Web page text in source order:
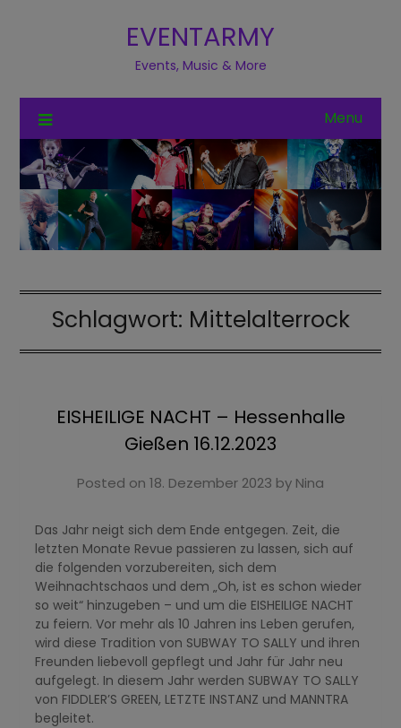
EVENTARMY
Events, Music & More
Menu
Schlagwort: Mittelalterrock
EISHEILIGE NACHT – Hessenhalle
Gießen 16.12.2023
Posted on 18. Dezember 2023 by Nina
Das Jahr neigt sich dem Ende entgegen. Zeit, die
letzten Monate Revue passieren zu lassen, sich auf
die folgenden vorzubereiten, sich dem
Weihnachtschaos und dem „Oh, ist es schon wieder
so weit“ hinzugeben – und um die EISHEILIGE NACHT
zu feiern. Vor mehr als 10 Jahren ins Leben gerufen,
wird diese Tradition von SUBWAY TO SALLY und ihren
Freunden liebevoll gepflegt und Jahr für Jahr neu
aufgelegt. In diesem Jahr werden SUBWAY TO SALLY
von FIDDLER’S GREEN, LETZTE INSTANZ und MANNTRA
begleitet.